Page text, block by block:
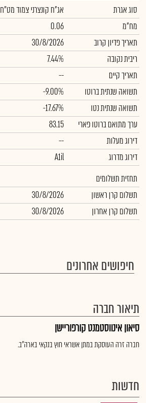
סוג אגרת
אג"ח קונצרני צמוד מט"ח
מח"מ
0.06
תאריך פדיון קרוב
30/8/2026
ריבית נקובה
7.44%
תאריך קיים
--
תשואה שנתית ברוטו
-9.00%
תשואה שנתית נטו
-17.67%
ערך מתואם ברוטו פארי
83.15
דירוג מעלות
--
דירוג מדרוג
A1il
תחזית תשלומים
תשלום קרן ראשון
30/8/2026
תשלום קרן אחרון
30/8/2026
חיפושים אחרונים
תיאור חברה
סיאון אינווסטמנט קורפוריישן
חברה זרה העוסקת במתן אשראי חוץ בנקאי בארה"ב.
חדשות